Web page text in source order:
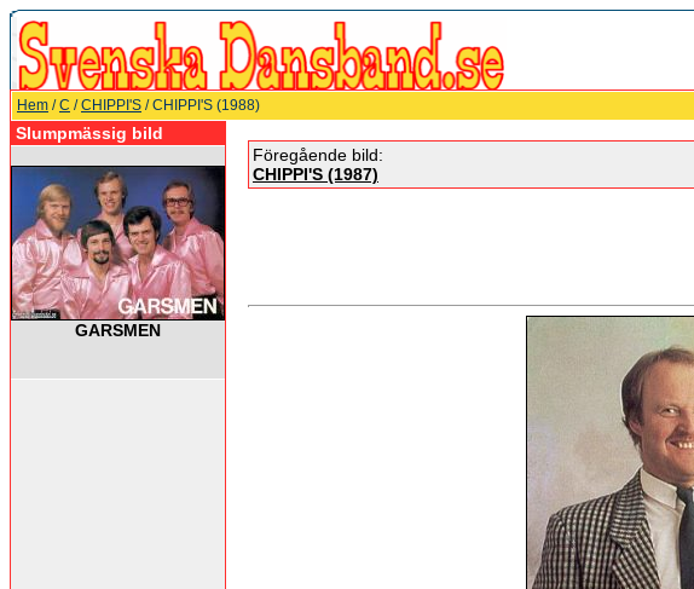
Hem /C /CHIPPI'S / CHIPPI'S (1988)
Slumpmässig bild
GARSMEN
Föregående bild:
CHIPPI'S (1987)